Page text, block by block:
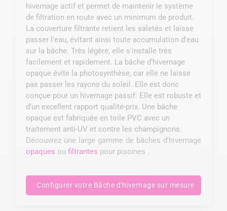
hivernage actif et permet de maintenir le système
de filtration en route avec un minimum de produit.
La couverture filtrante retient les saletés et laisse
passer l'eau, évitant ainsi toute accumulation d'eau
sur la bâche. Très légère, elle s'installe très
facilement et rapidement. La bâche d’hivernage
opaque évite la photosynthèse, car elle ne laisse
pas passer les rayons du soleil. Elle est donc
conçue pour un hivernage passif. Elle est robuste et
d’un excellent rapport qualité-prix. Une bâche
opaque est fabriquée en toile PVC avec un
traitement anti-UV et contre les champignons.
Découvrez une large gamme de bâches d'hivernage
opaques ou filtrantes pour piscines .
Configurer votre Bâche d'hivernage sur mesure